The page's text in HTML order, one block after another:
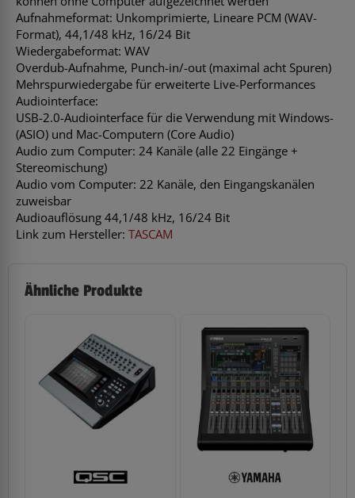
Aufnahmeformat: Unkomprimierte, Lineare PCM (WAV-
Format), 44,1/48 kHz, 16/24 Bit
Wiedergabeformat: WAV
Overdub-Aufnahme, Punch-in/-out (maximal acht Spuren)
Mehrspurwiedergabe für erweiterte Live-Performances
Audiointerface:
USB-2.0-Audiointerface für die Verwendung mit Windows-
(ASIO) und Mac-Computern (Core Audio)
Audio zum Computer: 24 Kanäle (alle 22 Eingänge +
Stereomischung)
Audio vom Computer: 22 Kanäle, den Eingangskanälen
zuweisbar
Audioauflösung 44,1/48 kHz, 16/24 Bit
Link zum Hersteller: TASCAM
Ähnliche Produkte